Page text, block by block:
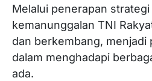
Melalui penerapan
kemanunggalan TNI
dan berkembang, menjadi
dalam menghadapi
ada.